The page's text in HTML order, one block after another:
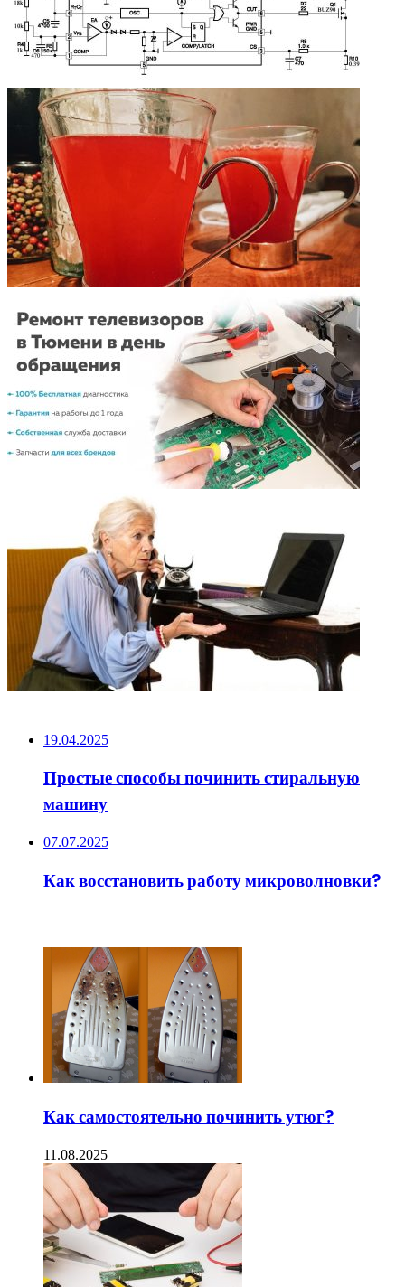
19.04.2025
Простые способы починить стиральную
машину
07.07.2025
Как восстановить работу микроволновки?
Как самостоятельно починить утюг?
11.08.2025